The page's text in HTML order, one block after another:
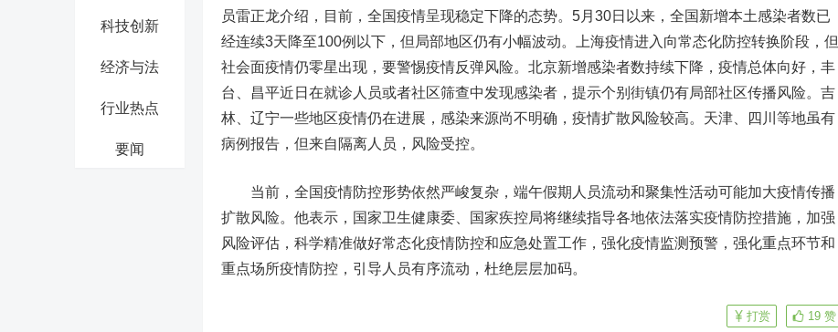
科技创新
经济与法
行业热点
要闻
员雷正龙介绍，目前，全国疫情呈现稳定下降的态势。5月30日以来，全国新增本土感染者数已
经连续3天降至100例以下，但局部地区仍有小幅波动。上海疫情进入向常态化防控转换阶段，但
社会面疫情仍零星出现，要警惕疫情反弹风险。北京新增感染者数持续下降，疫情总体向好，丰
台、昌平近日在就诊人员或者社区筛查中发现感染者，提示个别街镇仍有局部社区传播风险。吉
林、辽宁一些地区疫情仍在进展，感染来源尚不明确，疫情扩散风险较高。天津、四川等地虽有
病例报告，但来自隔离人员，风险受控。
当前，全国疫情防控形势依然严峻复杂，端午假期人员流动和聚集性活动可能加大疫情传播
扩散风险。他表示，国家卫生健康委、国家疾控局将继续指导各地依法落实疫情防控措施，加强
风险评估，科学精准做好常态化疫情防控和应急处置工作，强化疫情监测预警，强化重点环节和
重点场所疫情防控，引导人员有序流动，杜绝层层加码。
19 赞
打赏